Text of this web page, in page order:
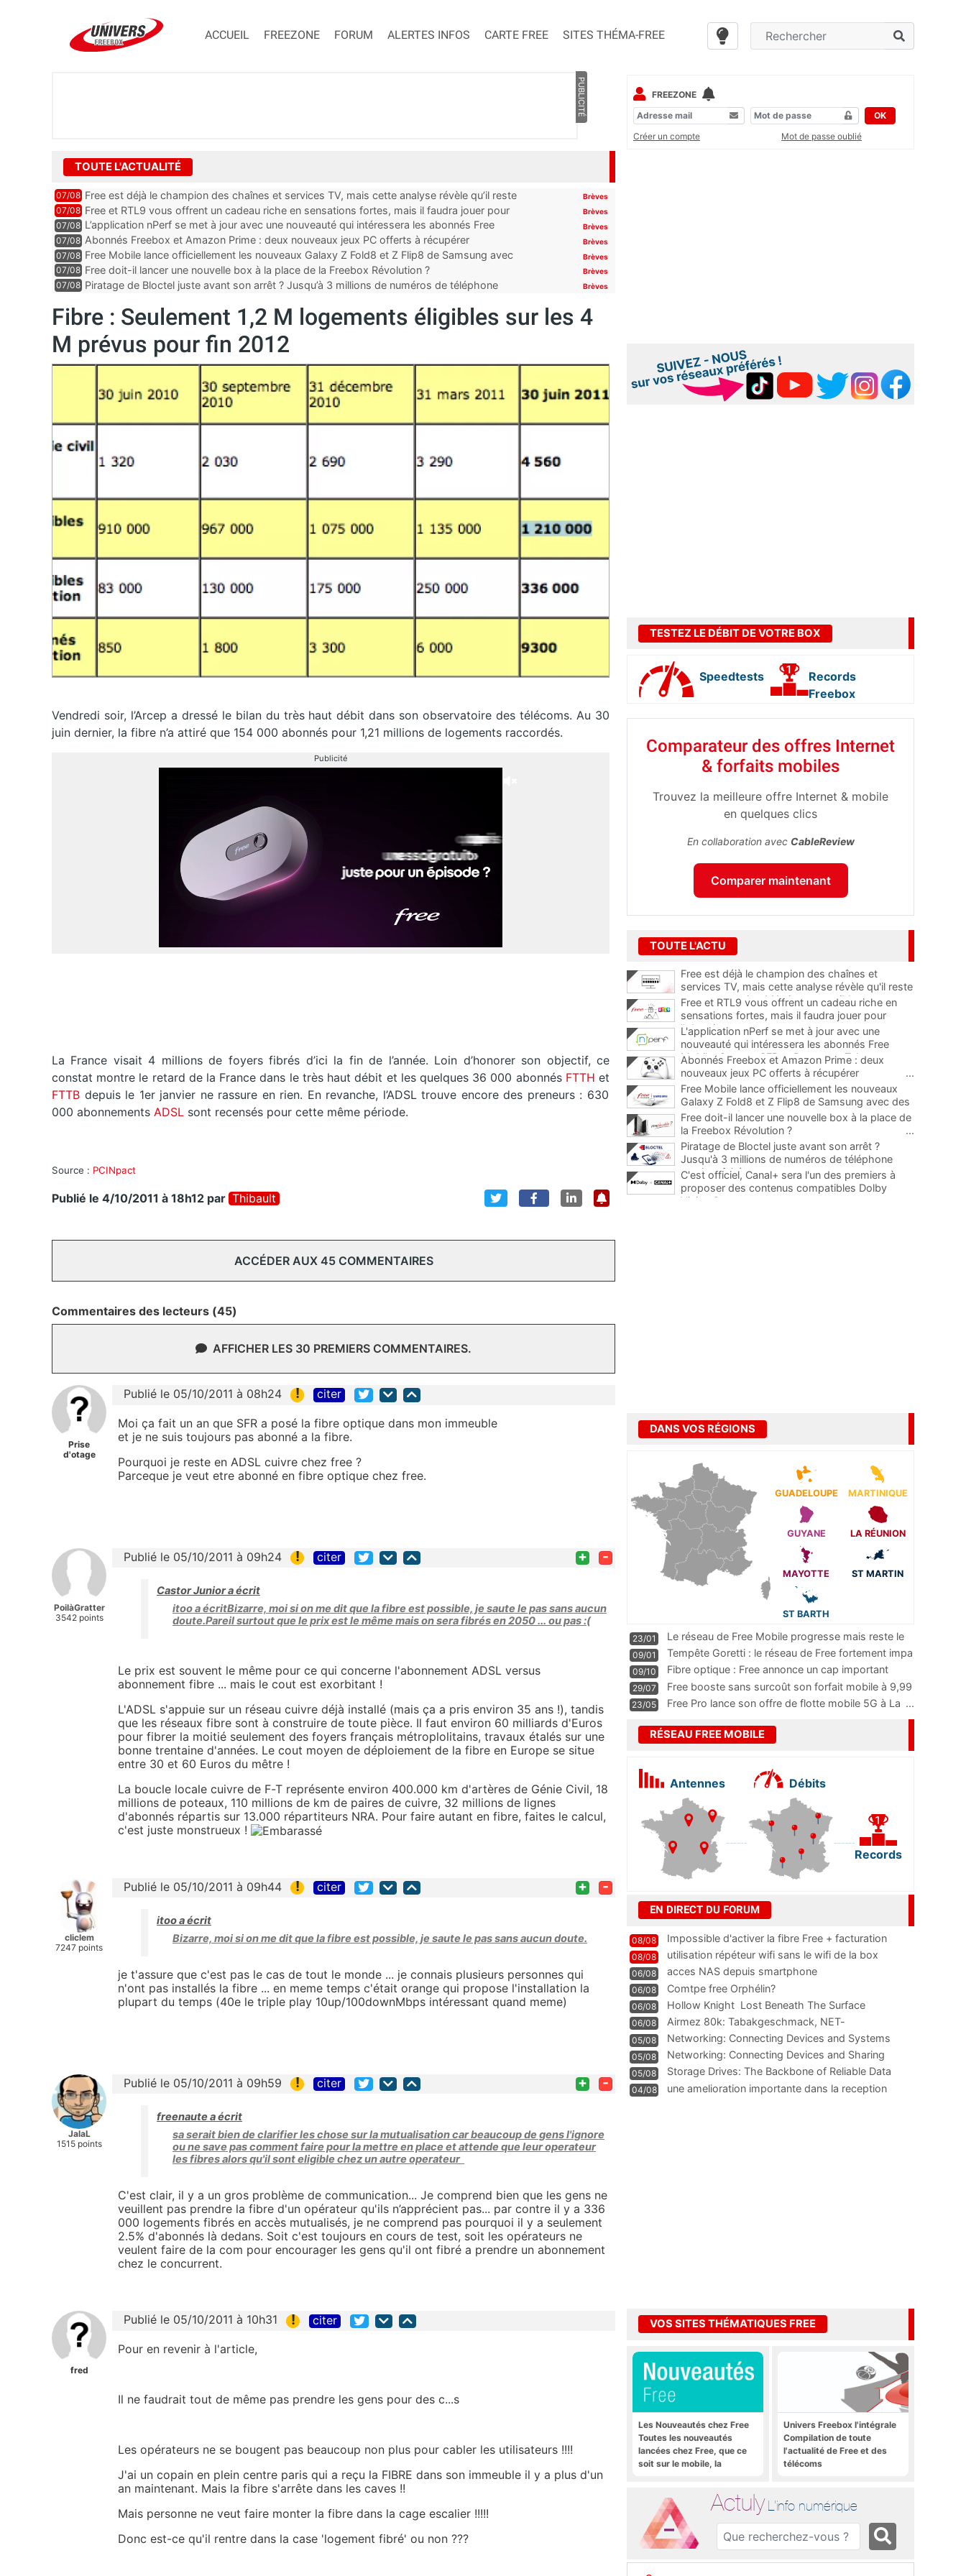
ACCUEIL FREEZONE FORUM ALERTES INFOS CARTE FREE SITES THÉMA-FREE
PUBLICITÉ
TOUTE L'ACTUALITÉ
07/08 Free est déjà le champion des chaînes et services TV, mais cette analyse révèle qu’il reste
encore au moin...
Brèves
07/08 Free et RTL9 vous offrent un cadeau riche en sensations fortes, mais il faudra jouer pour
l’obtenir
Brèves
07/08 L’application nPerf se met à jour avec une nouveauté qui intéressera les abonnés Free
Mobile, Orange, SFR ...
Brèves
07/08 Abonnés Freebox et Amazon Prime : deux nouveaux jeux PC offerts à récupérer Brèves
07/08 Free Mobile lance officiellement les nouveaux Galaxy Z Fold8 et Z Flip8 de Samsung avec
des promos et des cadeaux
Brèves
07/08 Free doit-il lancer une nouvelle box à la place de la Freebox Révolution ? Brèves
07/08 Piratage de Bloctel juste avant son arrêt ? Jusqu’à 3 millions de numéros de téléphone
Brèves
Fibre : Seulement 1,2 M logements éligibles sur les 4
M prévus pour fin 2012
Vendredi soir, l’Arcep a dressé le bilan du très haut débit dans son observatoire des télécoms. Au 30
juin dernier, la fibre n’a attiré que 154 000 abonnés pour 1,21 millions de logements raccordés.
Publicité
La France visait 4 millions de foyers fibrés d’ici la fin de l’année. Loin d’honorer son objectif, ce
constat montre le retard de la France dans le très haut débit et les quelques 36 000 abonnésFTTHet
FTTB depuis le 1er janvier ne rassure en rien. En revanche, l’ADSL trouve encore des preneurs : 630
000 abonnements ADSL sont recensés pour cette même période.
Source : PCINpact
Publié le 4/10/2011 à 18h12 par Thibault
ACCÉDER AUX 45 COMMENTAIRES
Commentaires des lecteurs (45)
AFFICHER LES 30 PREMIERS COMMENTAIRES.
Prise
d'otage
Publié le 05/10/2011 à 08h24 ! citer
Moi ça fait un an que SFR a posé la fibre optique dans mon immeuble
et je ne suis toujours pas abonné a la fibre.
Pourquoi je reste en ADSL cuivre chez free ?
Parceque je veut etre abonné en fibre optique chez free.
PoilàGratter
3542 points
Publié le 05/10/2011 à 09h24 ! citer + -
Castor Junior a écrit
itoo a écritBizarre, moi si on me dit que la fibre est possible, je saute le pas sans aucun
doute.Pareil surtout que le prix est le même mais on sera fibrés en 2050 ... ou pas :(
Le prix est souvent le même pour ce qui concerne l'abonnement ADSL versus
abonnement fibre ... mais le cout est exorbitant !
L'ADSL s'appuie sur un réseau cuivre déjà installé (mais ça a pris environ 35 ans !), tandis
que les réseaux fibre sont à construire de toute pièce. Il faut environ 60 milliards d'Euros
pour fibrer la moitié seulement des foyers français métroplolitains, travaux étalés sur une
bonne trentaine d'années. Le cout moyen de déploiement de la fibre en Europe se situe
entre 30 et 60 Euros du mêtre !
La boucle locale cuivre de F-T représente environ 400.000 km d'artères de Génie Civil, 18
millions de poteaux, 110 millions de km de paires de cuivre, 32 millions de lignes
d'abonnés répartis sur 13.000 répartiteurs NRA. Pour faire autant en fibre, faites le calcul,
c'est juste monstrueux !
cliclem
7247 points
Publié le 05/10/2011 à 09h44 ! citer + -
itoo a écrit
Bizarre, moi si on me dit que la fibre est possible, je saute le pas sans aucun doute.
je t'assure que c'est pas le cas de tout le monde ... je connais plusieurs personnes qui
n'ont pas installés la fibre ... en meme temps c'était orange qui propose l'installation la
plupart du temps (40e le triple play 10up/100downMbps intéressant quand meme)
JalaL
1515 points
Publié le 05/10/2011 à 09h59 ! citer + -
freenaute a écrit
sa serait bien de clarifier les chose sur la mutualisation car beaucoup de gens l'ignore
ou ne save pas comment faire pour la mettre en place et attende que leur operateur
les fibres alors qu'il sont eligible chez un autre operateur
C'est clair, il y a un gros problème de communication... Je comprend bien que les gens ne
veuillent pas prendre la fibre d'un opérateur qu'ils n’apprécient pas... par contre il y a 336
000 logements fibrés en accès mutualisés, je ne comprend pas pourquoi il y a seulement
2.5% d'abonnés là dedans. Soit c'est toujours en cours de test, soit les opérateurs ne
veulent faire de la com pour encourager les gens qu'il ont fibré a prendre un abonnement
chez le concurrent.
fred
Publié le 05/10/2011 à 10h31 ! citer
Pour en revenir à l'article,
Il ne faudrait tout de même pas prendre les gens pour des c...s
Les opérateurs ne se bougent pas beaucoup non plus pour cabler les utilisateurs !!!!
J'ai un copain en plein centre paris qui a reçu la FIBRE dans son immeuble il y a plus d'un
an maintenant. Mais la fibre s'arrête dans les caves !!
Mais personne ne veut faire monter la fibre dans la cage escalier !!!!!
Donc est-ce qu'il rentre dans la case 'logement fibré' ou non ???
FREEZONE
OK
Créer un compte
Mot de passe oublié
TESTEZ LE DÉBIT DE VOTRE BOX
Speedtests
Records
Freebox
Comparateur des offres Internet
& forfaits mobiles
Trouvez la meilleure offre Internet & mobile
en quelques clics
En collaboration avec CableReview
Comparer maintenant
TOUTE L'ACTU
Free est déjà le champion des chaînes et
services TV, mais cette analyse révèle qu'il reste
encore au moins 141 ajouts possibles
Free et RTL9 vous offrent un cadeau riche en
sensations fortes, mais il faudra jouer pour
l'obtenir
L'application nPerf se met à jour avec une
nouveauté qui intéressera les abonnés Free
Mobile, Orange, SFR et Bouygues Telecom
Abonnés Freebox et Amazon Prime : deux
nouveaux jeux PC offerts à récupérer
...
Free Mobile lance officiellement les nouveaux
Galaxy Z Fold8 et Z Flip8 de Samsung avec des
promos et des cadeaux
...
Free doit-il lancer une nouvelle box à la place de
la Freebox Révolution ?
...
Piratage de Bloctel juste avant son arrêt ?
Jusqu'à 3 millions de numéros de téléphone
auraient fuité
C'est officiel, Canal+ sera l'un des premiers à
proposer des contenus compatibles Dolby
Vision 2
DANS VOS RÉGIONS
GUADELOUPE MARTINIQUE
GUYANE LA RÉUNION
MAYOTTE ST MARTIN
ST BARTH
23/01
Le réseau de Free Mobile progresse mais reste le
m
...
09/01
Tempête Goretti : le réseau de Free fortement impa
09/10
Fibre optique : Free annonce un cap important
pass
...
29/07
Free booste sans surcoût son forfait mobile à 9,99
23/05 Free Pro lance son offre de flotte mobile 5G à La ...
RÉSEAU FREE MOBILE
Antennes Débits
Records
EN DIRECT DU FORUM
08/08
Impossible d'activer la fibre Free + facturation
résiliation
08/08 utilisation répéteur wifi sans le wifi de la box
06/08 acces NAS depuis smartphone
06/08 Comtpe free Orphélin?
06/08 Hollow Knight  Lost Beneath The Surface
06/08
Airmez 80k: Tabakgeschmack, NET-
Technologie und Leistung im
05/08 Networking: Connecting Devices and Systems
05/08
Networking: Connecting Devices and Sharing
Information
05/08
Storage Drives: The Backbone of Reliable Data
Management
04/08
une amelioration importante dans la reception
VOS SITES THÉMATIQUES FREE
Les Nouveautés chez Free
Toutes les nouveautés
lancées chez Free, que ce
soit sur le mobile, la
Univers Freebox l'intégrale
Compilation de toute
l'actualité de Free et des
télécoms
Actuly L'info numérique